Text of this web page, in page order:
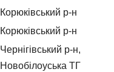
Корюківський р-н
Корюківський р-н
Чернігівський р-н,
Новобілоуська ТГ